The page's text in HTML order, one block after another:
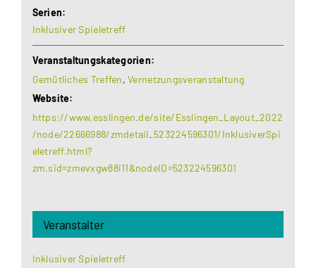
Serien:
Inklusiver Spieletreff
Veranstaltungskategorien:
Gemütliches Treffen,Vernetzungsveranstaltung
Website:
https://www.esslingen.de/site/Esslingen_Layout_2022
/node/22666988/zmdetail_523224596301/InklusiverSpi
eletreff.html?
zm.sid=zmevxgw88i11&nodeID=523224596301
Veranstalter
Inklusiver Spieletreff